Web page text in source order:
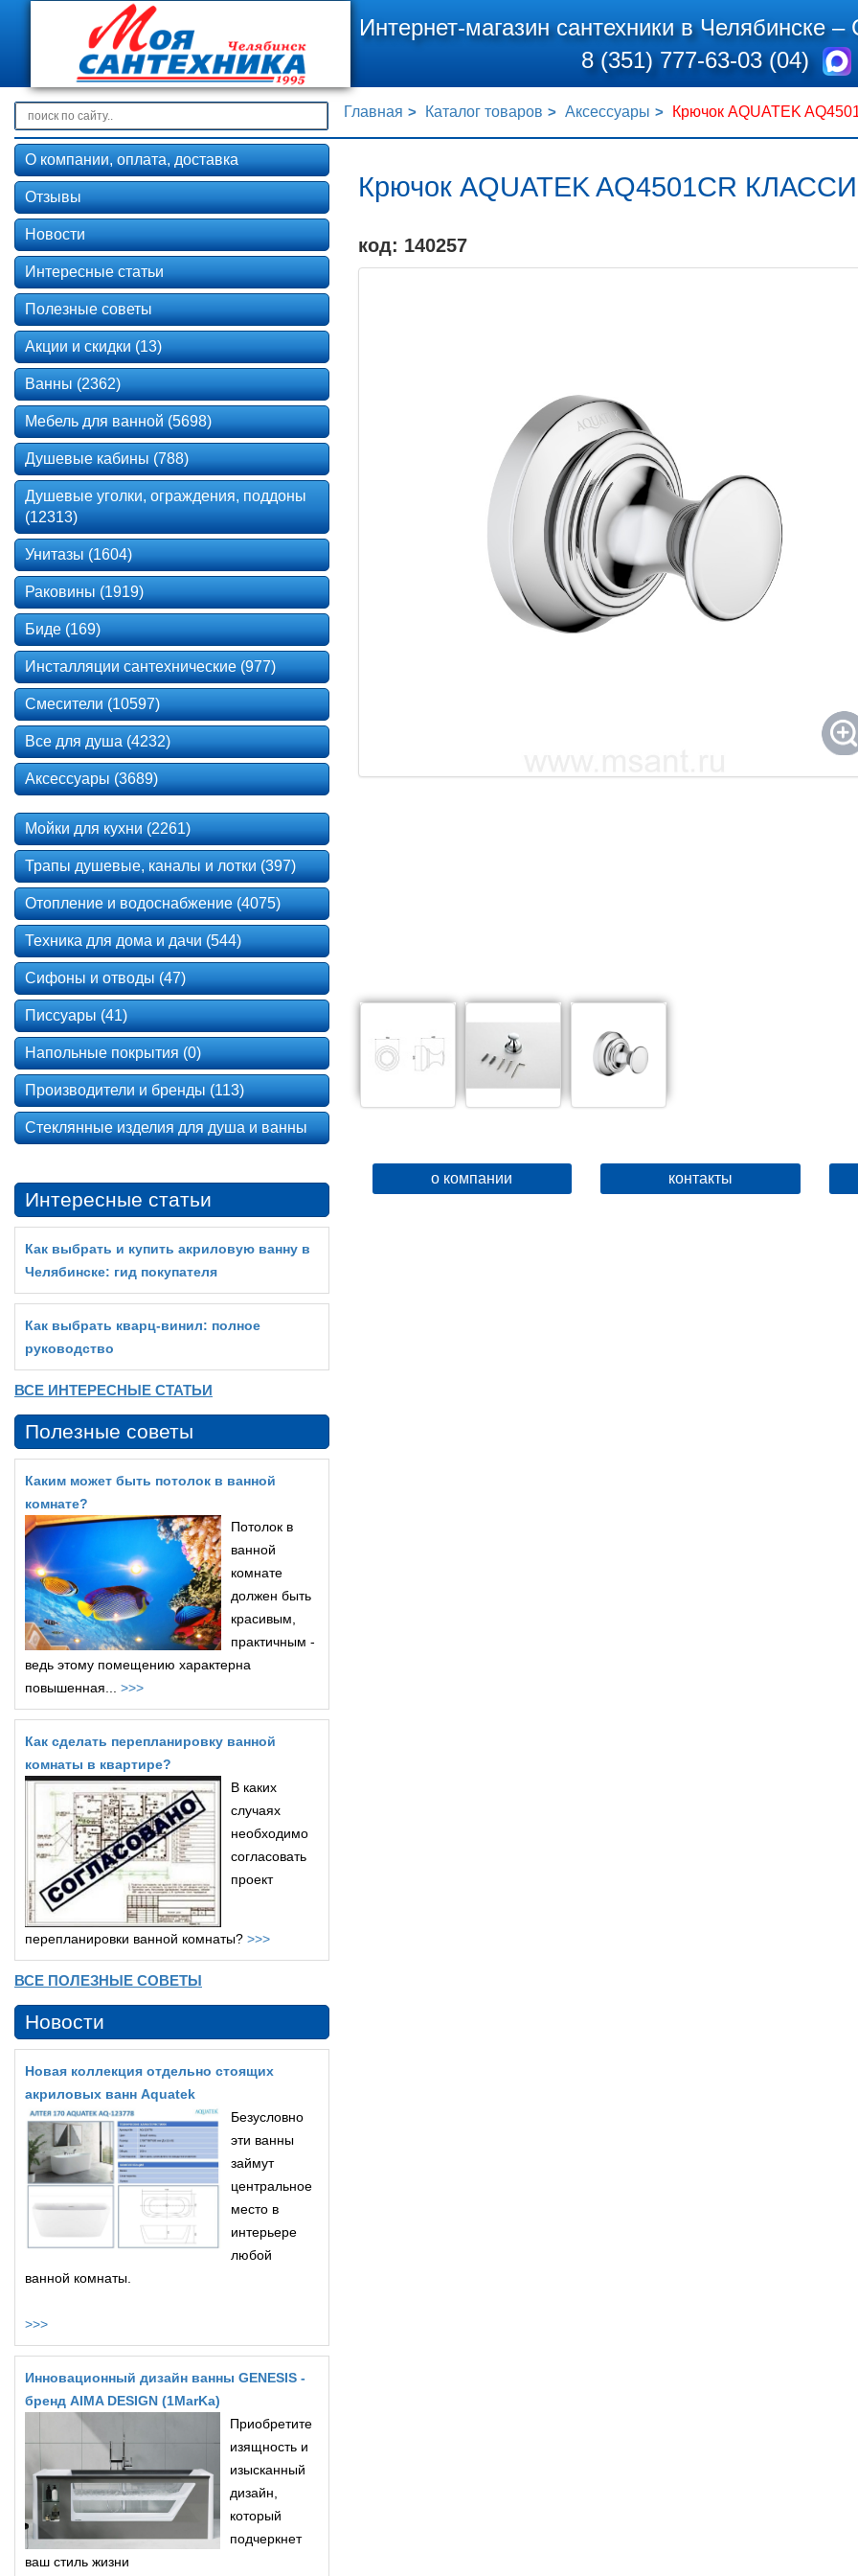
Интернет-магазин сантехники в Челябинске –
8 (351) 777-63-03 (04)
Главная Каталог товаров Аксессуары Крючок AQUATEK
Крючок AQUATEK AQ4501CR
код: 140257
о компании контакты
О компании, оплата, доставка
Отзывы
Новости
Интересные статьи
Полезные советы
Акции и скидки (13)
Ванны (2362)
Мебель для ванной (5698)
Душевые кабины (788)
Душевые уголки, ограждения, поддоны
(12313)
Унитазы (1604)
Раковины (1919)
Биде (169)
Инсталляции сантехнические (977)
Смесители (10597)
Все для душа (4232)
Аксессуары (3689)
Мойки для кухни (2261)
Трапы душевые, каналы и лотки (397)
Отопление и водоснабжение (4075)
Техника для дома и дачи (544)
Сифоны и отводы (47)
Писсуары (41)
Напольные покрытия (0)
Производители и бренды (113)
Стеклянные изделия для душа и ванны
Интересные статьи
Как выбрать и купить акриловую ванну в
Челябинске: гид покупателя
Как выбрать кварц‑винил: полное
руководство
ВСЕ ИНТЕРЕСНЫЕ СТАТЬИ
Полезные советы
Каким может быть потолок в ванной
комнате?
Потолок в
ванной
комнате
должен быть
красивым,
практичным -
ведь этому помещению характерна
повышенная... >>>
Как сделать перепланировку ванной
комнаты в квартире?
В каких
случаях
необходимо
согласовать
проект
перепланировки ванной комнаты? >>>
ВСЕ ПОЛЕЗНЫЕ СОВЕТЫ
Новости
Новая коллекция отдельно стоящих
акриловых ванн Aquatek
Безусловно
эти ванны
займут
центральное
место в
интерьере
любой
ванной комнаты.
>>>
Инновационный дизайн ванны GENESIS -
бренд AIMA DESIGN (1MarKa)
Приобретите
изящность и
изысканный
дизайн,
который
подчеркнет
ваш стиль жизни